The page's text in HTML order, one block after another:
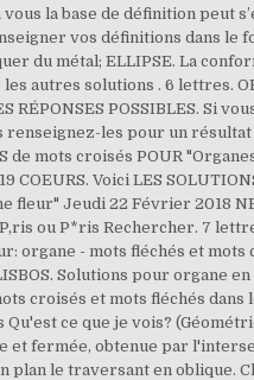
la base de définition peut
vos définitions dans le
du métal; ELLIPSE. La
les autres solutions . 6 lettres.
RÉPONSES POSSIBLES. Si
renseignez-les pour un résultat
de mots croisés POUR
COEURS. Voici LES
fleur" Jeudi 22 Février 2018
ou P*ris Rechercher. 7
organe - mots fléchés et mots
Solutions pour organe en
croisés et mots fléchés dans
ce que je vois?
et fermée, obtenue par
plan le traversant en oblique.